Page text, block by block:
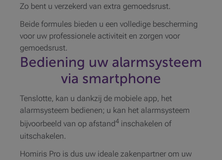
Zo bent u verzekerd van extra gemoedsrust.
Beide formules bieden u een volledige bescherming
voor uw professionele activiteit en zorgen voor
gemoedsrust.
Bediening uw alarmsysteem
via smartphone
Tenslotte, kan u dankzij de mobiele app, het
alarmsysteem bedienen; u kan het alarmsysteem
bijvoorbeeld van op afstand4 inschakelen of
uitschakelen.
Homiris Pro is dus uw ideale zakenpartner om uw